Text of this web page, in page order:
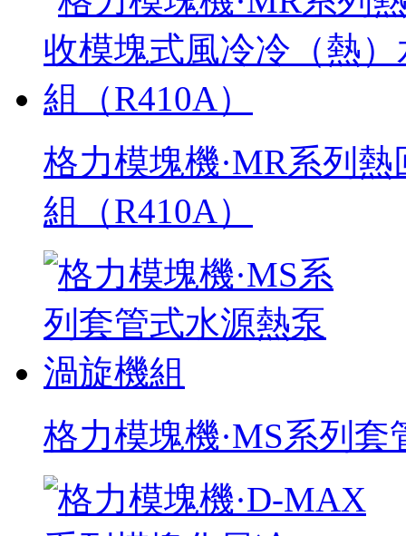
格力模塊機·MR系列
組（R410A）
格力模塊機·MS系列